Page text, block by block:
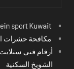
مكافحة حشرات
أرقام فني
الشويخ السكنية